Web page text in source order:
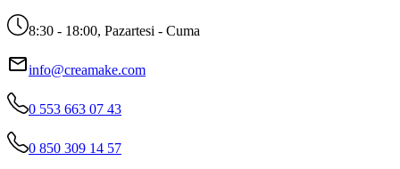
8:30 - 18:00, Pazartesi - Cuma
info@creamake.com
0 553 663 07 43
0 850 309 14 57